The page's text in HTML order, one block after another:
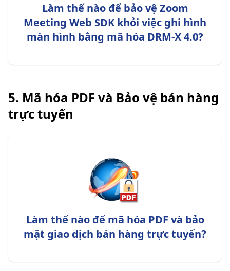
Làm thế nào để bảo vệ Zoom
Meeting Web SDK khỏi việc ghi hình
màn hình bằng mã hóa DRM-X 4.0?
5. Mã hóa PDF và Bảo vệ bán hàng
trực tuyến
Làm thế nào để mã hóa PDF và bảo
mật giao dịch bán hàng trực tuyến?